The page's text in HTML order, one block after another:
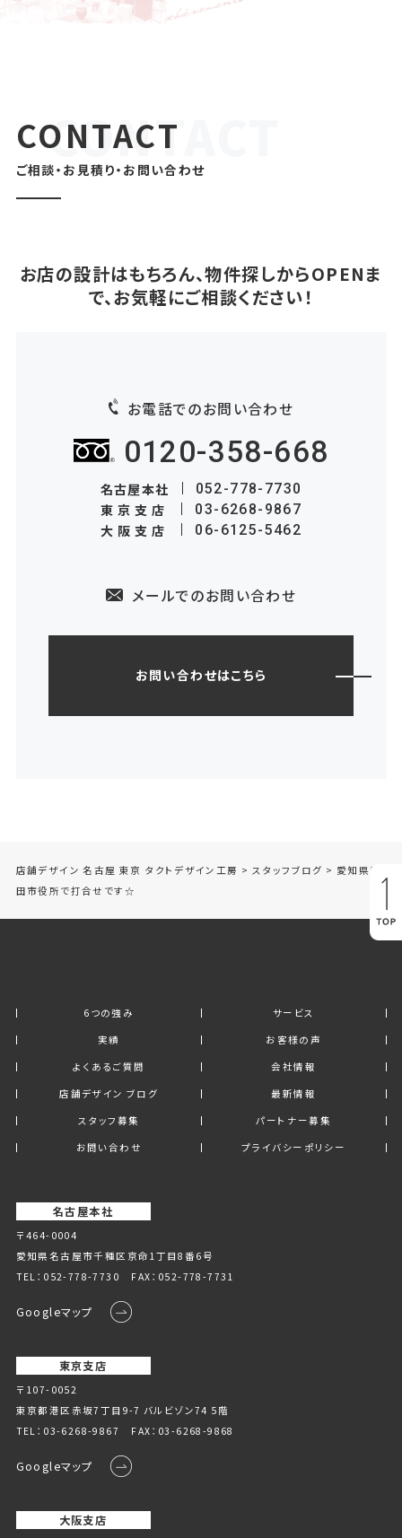
CONTACT
ご相談・お見積り・お問い合わせ
お店の設計はもちろん、物件探しからOPENま
で、お気軽にご相談ください！
お電話でのお問い合わせ
0120-358-668
名古屋本社 052-778-7730
東京支店 03-6268-9867
大阪支店 06-6125-5462
メールでのお問い合わせ
お問い合わせはこちら
店舗デザイン 名古屋 東京 タクトデザイン工房 > スタッフブログ > 愛知県豊
田市役所で打合せです☆
6つの強み
サービス
実績
お客様の声
よくあるご質問
会社情報
店舗デザイン ブログ
最新情報
スタッフ募集
パートナー募集
お問い合わせ
プライバシーポリシー
名古屋本社
〒464-0004
愛知県名古屋市千種区京命1丁⽬8番6号
TEL： 052-778-7730 FAX：052-778-7731
Googleマップ
東京支店
〒107-0052
東京都港区赤坂7丁目9-7 バルビゾン74 5階
TEL： 03-6268-9867 FAX：03-6268-9868
Googleマップ
大阪支店